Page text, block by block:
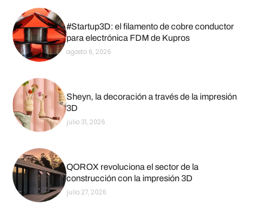
#Startup3D: el filamento de cobre conductor
para electrónica FDM de Kupros
agosto 6, 2026
Sheyn, la decoración a través de la impresión
3D
julio 31, 2026
QOROX revoluciona el sector de la
construcción con la impresión 3D
julio 27, 2026